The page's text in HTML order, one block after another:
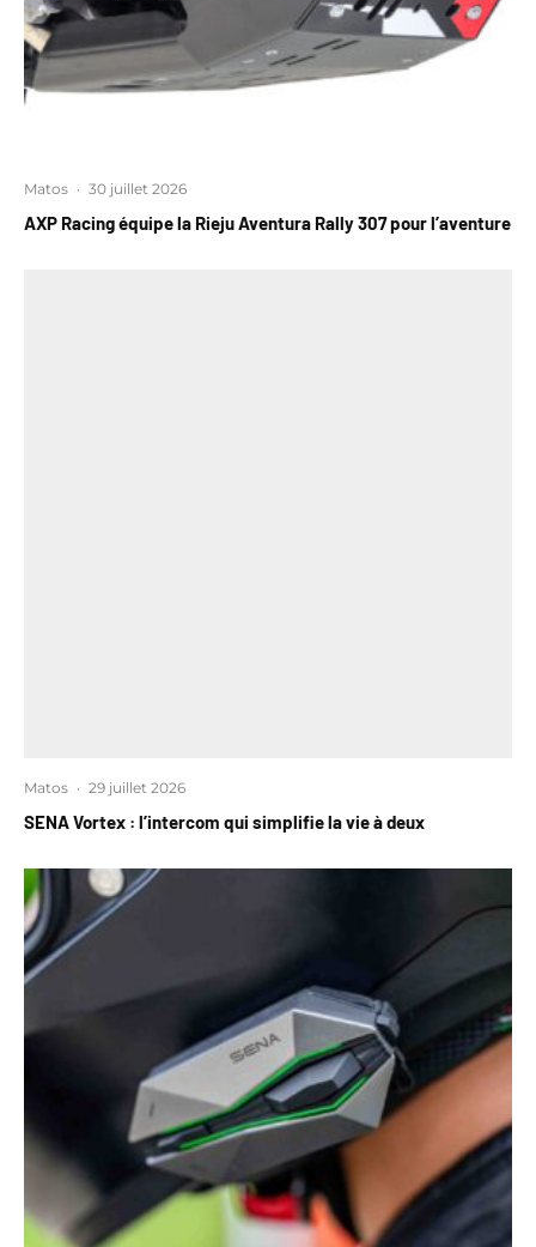
Matos · 30 juillet 2026
AXP Racing équipe la Rieju Aventura Rally 307 pour l’aventure
Matos · 29 juillet 2026
SENA Vortex : l’intercom qui simplifie la vie à deux